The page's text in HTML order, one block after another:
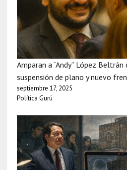
Amparan a “Andy” López
suspensión de plano y nuevo
septiembre 17, 2025
Política Gurú